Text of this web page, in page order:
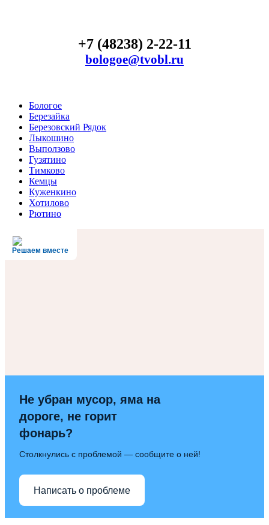
+7 (48238) 2-22-11
bologoe@tvobl.ru
Бологое
Березайка
Березовский Рядок
Лыкошино
Выползово
Гузятино
Тимково
Кемцы
Куженкино
Хотилово
Рютино
Решаем вместе
Не убран мусор, яма на
дороге, не горит
фонарь?
Столкнулись с проблемой — сообщите о ней!
Написать о проблеме